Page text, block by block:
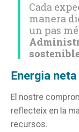
Cada
manera
un pas
Energia
El nostre
reflecteix en la
recursos.